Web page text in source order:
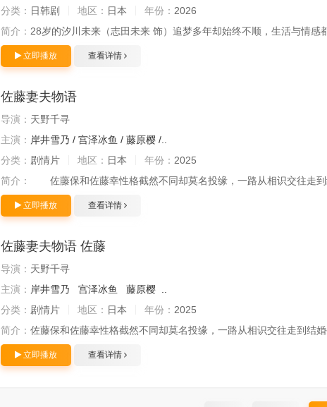
分类： 日韩剧 地区： 日本 年份： 2026
简介： 28岁的汐川未来（志田未来 饰）追梦多年却始终不顺，生活与情感
立即播放 查看详情
佐藤妻夫物语
导演： 天野千寻
主演： 岸井雪乃 / 宫泽冰鱼 / 藤原樱 /..
分类： 剧情片 地区： 日本 年份： 2025
简介：
佐藤保和佐藤幸性格截然不同却莫名投缘，一路从相识交往走到
立即播放 查看详情
佐藤妻夫物语 佐藤
导演： 天野千寻
主演： 岸井雪乃 宫泽冰鱼 藤原樱
分类： 剧情片 地区： 日本 年份： 2025
简介： 佐藤保和佐藤幸性格截然不同却莫名投缘，一路从相识交往走到结
立即播放 查看详情